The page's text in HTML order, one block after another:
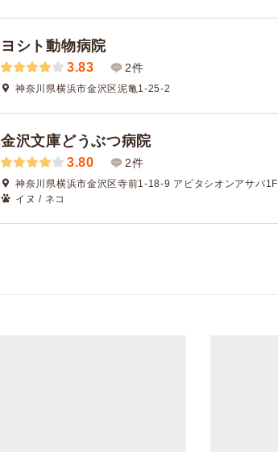
ヨシト動物病院
3.83 2件
神奈川県横浜市金沢区泥亀1-25-2
金沢文庫どうぶつ病院
3.80 2件
神奈川県横浜市金沢区寺前1-18-9 アピタシオンアサバ1F
イヌ / ネコ